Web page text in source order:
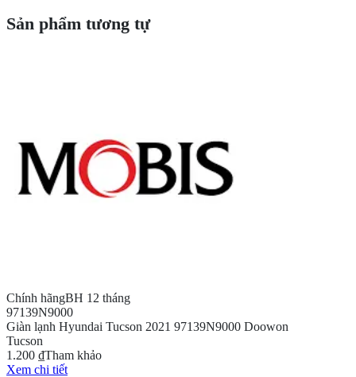
Sản phẩm tương tự
Chính hãngBH 12 tháng
97139N9000
Giàn lạnh Hyundai Tucson 2021 97139N9000 Doowon
Tucson
1.200 ₫Tham khảo
Xem chi tiết